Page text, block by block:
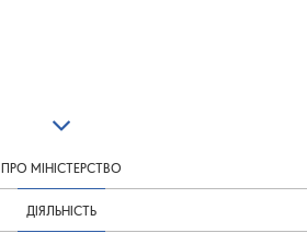
ПРО МІНІСТЕРСТВО
ДІЯЛЬНІСТЬ